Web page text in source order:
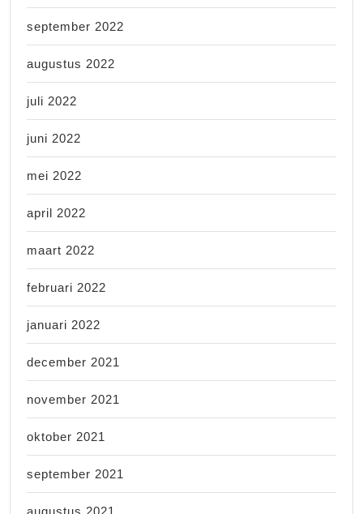
september 2022
augustus 2022
juli 2022
juni 2022
mei 2022
april 2022
maart 2022
februari 2022
januari 2022
december 2021
november 2021
oktober 2021
september 2021